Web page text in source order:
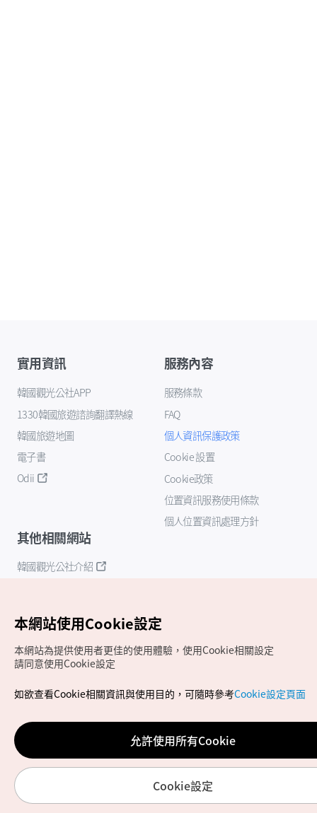
實用資訊
韓國觀光公社APP
1330韓國旅遊諮詢翻譯熱線
韓國旅遊地圖
電子書
Odii
服務內容
服務條款
FAQ
個人資訊保護政策
Cookie 設置
Cookie政策
位置資訊服務使用條款
個人位置資訊處理方針
其他相關網站
韓國觀光公社介紹
Copyrights (c) 韓國觀光公社版權所有
如有相關疑問或建議，歡迎來信至官方信箱
chinese_big5@knto.or.kr
本網站使用Cookie設定
本網站為提供使用者更佳的使用體驗，使用Cookie相關設定
請同意使用Cookie設定
如欲查看Cookie相關資訊與使用目的，可隨時參考Cookie設定頁面
允許使用所有Cookie
Cookie設定